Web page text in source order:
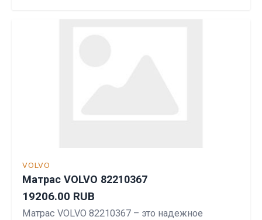
VOLVO
Матрас VOLVO 82210367
19206.00 RUB
Матрас VOLVO 82210367 – это надежное